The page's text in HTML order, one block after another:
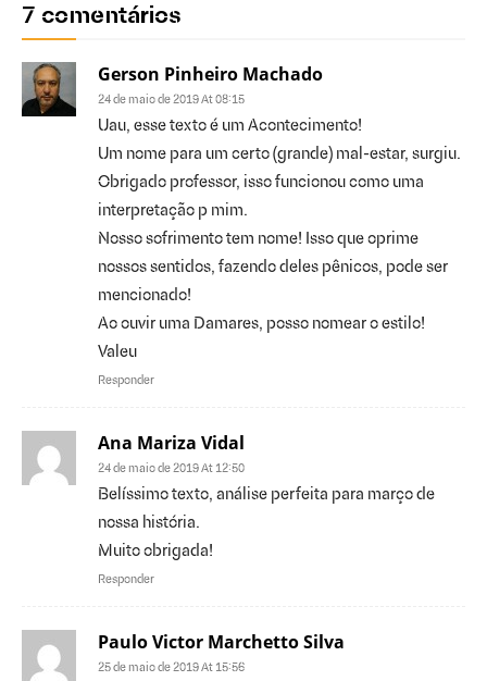
7 comentários
Gerson Pinheiro Machado
24 de maio de 2019 At 08:15
Uau, esse texto é um Acontecimento!
Um nome para um certo (grande) mal-estar, surgiu.
Obrigado professor, isso funcionou como uma
interpretação p mim.
Nosso sofrimento tem nome! Isso que oprime
nossos sentidos, fazendo deles pênicos, pode ser
mencionado!
Ao ouvir uma Damares, posso nomear o estilo!
Valeu
Responder
Ana Mariza Vidal
24 de maio de 2019 At 12:50
Belíssimo texto, análise perfeita para março de
nossa história.
Muito obrigada!
Responder
Paulo Victor Marchetto Silva
25 de maio de 2019 At 15:56